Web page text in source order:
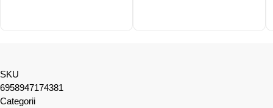
SKU
6958947174381
Categorii